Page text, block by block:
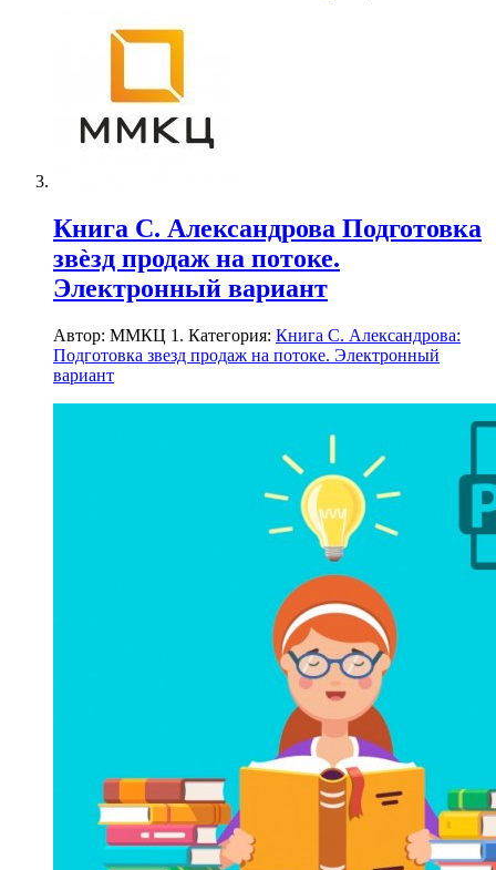
Книга С. Александрова Подготовка
звѐзд продаж на потоке.
Электронный вариант
Автор: ММКЦ 1. Категория: Книга С. Александрова:
Подготовка звезд продаж на потоке. Электронный
вариант